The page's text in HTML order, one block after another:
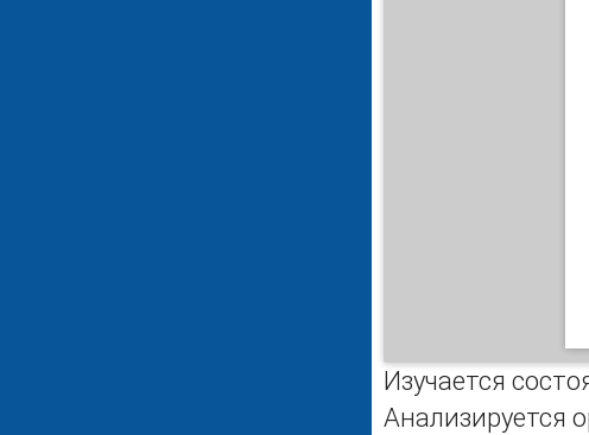
Изучается
Анализируется